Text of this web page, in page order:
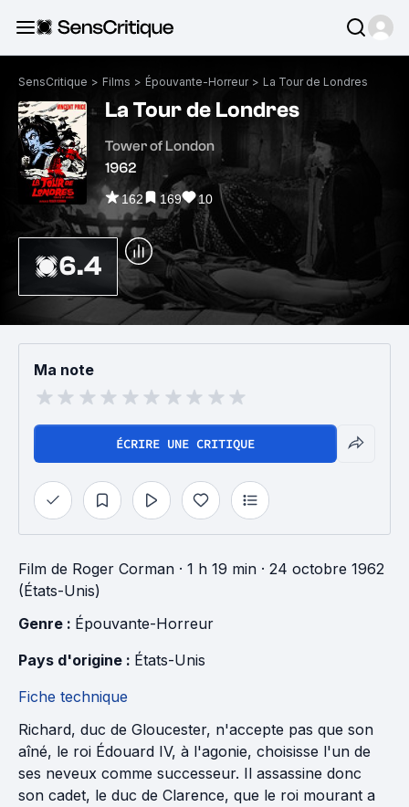
SensCritique > Films > Épouvante-Horreur > La Tour de Londres
La Tour de Londres
Tower of London
1962
162 169 10
6.4
Ma note
ÉCRIRE UNE CRITIQUE
Film de Roger Corman · 1 h 19 min · 24 octobre 1962
(États-Unis)
Genre : Épouvante-Horreur
Pays d'origine : États-Unis
Fiche technique
Richard, duc de Gloucester, n'accepte pas que son
aîné, le roi Édouard IV, à l'agonie, choisisse l'un de
ses neveux comme successeur. Il assassine donc
son cadet, le duc de Clarence, que le roi mourant a